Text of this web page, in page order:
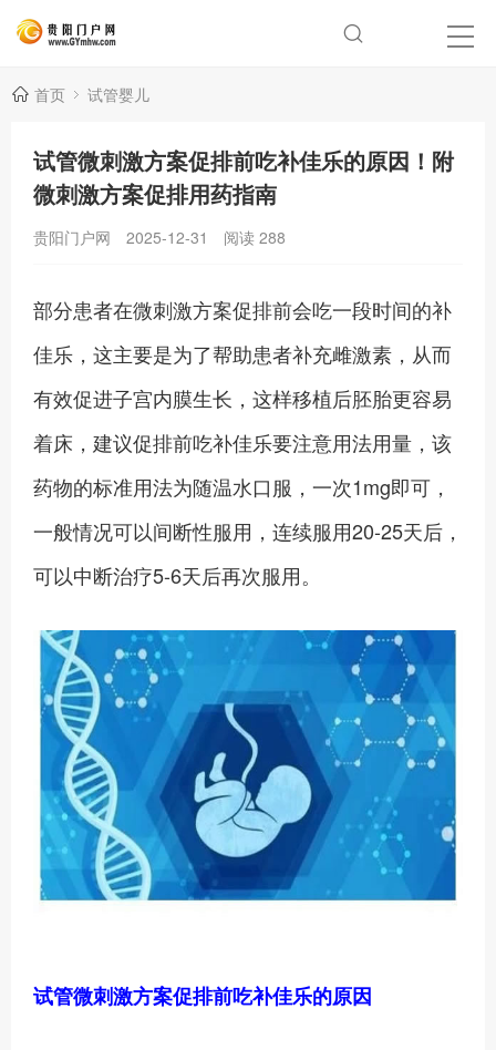
首页 试管婴儿
试管微刺激方案促排前吃补佳乐的原因！附
微刺激方案促排用药指南
贵阳门户网 2025-12-31 阅读 288
部分患者在微刺激方案促排前会吃一段时间的补
佳乐，这主要是为了帮助患者补充雌激素，从而
有效促进子宫内膜生长，这样移植后胚胎更容易
着床，建议促排前吃补佳乐要注意用法用量，该
药物的标准用法为随温水口服，一次1mg即可，
一般情况可以间断性服用，连续服用20-25天后，
可以中断治疗5-6天后再次服用。
试管微刺激方案促排前吃补佳乐的原因